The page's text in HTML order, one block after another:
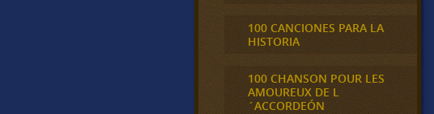
100 CANCIONES PARA LA
HISTORIA
100 CHANSON POUR LES
AMOUREUX DE L
´ACCORDEÓN